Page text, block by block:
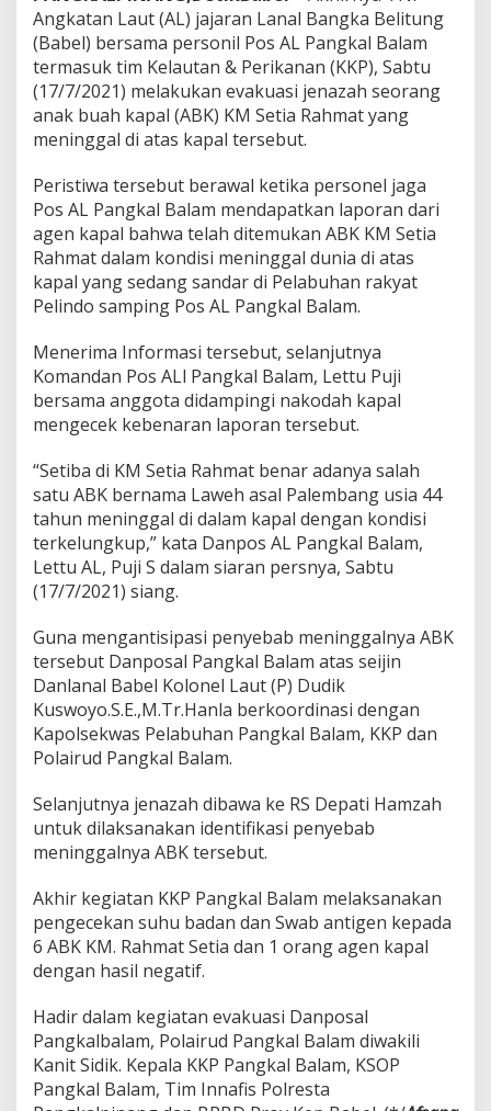
a
k
u
k
a
n
E
k
u
a
s
J
e
a
z
h
Angkatan Laut (AL) jajaran Lanal Bangka Belitung
(Babel) bersama personil Pos AL Pangkal Balam
termasuk tim Kelautan & Perikanan (KKP), Sabtu
(17/7/2021) melakukan evakuasi jenazah seorang
anak buah kapal (ABK) KM Setia Rahmat yang
meninggal di atas kapal tersebut.
Peristiwa tersebut berawal ketika personel jaga
Pos AL Pangkal Balam mendapatkan laporan dari
agen kapal bahwa telah ditemukan ABK KM Setia
Rahmat dalam kondisi meninggal dunia di atas
kapal yang sedang sandar di Pelabuhan rakyat
Pelindo samping Pos AL Pangkal Balam.
Menerima Informasi tersebut, selanjutnya
Komandan Pos ALl Pangkal Balam, Lettu Puji
bersama anggota didampingi nakodah kapal
mengecek kebenaran laporan tersebut.
“Setiba di KM Setia Rahmat benar adanya salah
satu ABK bernama Laweh asal Palembang usia 44
tahun meninggal di dalam kapal dengan kondisi
terkelungkup,” kata Danpos AL Pangkal Balam,
Lettu AL, Puji S dalam siaran persnya, Sabtu
(17/7/2021) siang.
Guna mengantisipasi penyebab meninggalnya ABK
tersebut Danposal Pangkal Balam atas seijin
Danlanal Babel Kolonel Laut (P) Dudik
Kuswoyo.S.E.,M.Tr.Hanla berkoordinasi dengan
Kapolsekwas Pelabuhan Pangkal Balam, KKP dan
Polairud Pangkal Balam.
Selanjutnya jenazah dibawa ke RS Depati Hamzah
untuk dilaksanakan identifikasi penyebab
meninggalnya ABK tersebut.
Akhir kegiatan KKP Pangkal Balam melaksanakan
pengecekan suhu badan dan Swab antigen kepada
6 ABK KM. Rahmat Setia dan 1 orang agen kapal
dengan hasil negatif.
Hadir dalam kegiatan evakuasi Danposal
Pangkalbalam, Polairud Pangkal Balam diwakili
Kanit Sidik. Kepala KKP Pangkal Balam, KSOP
Pangkal Balam, Tim Innafis Polresta